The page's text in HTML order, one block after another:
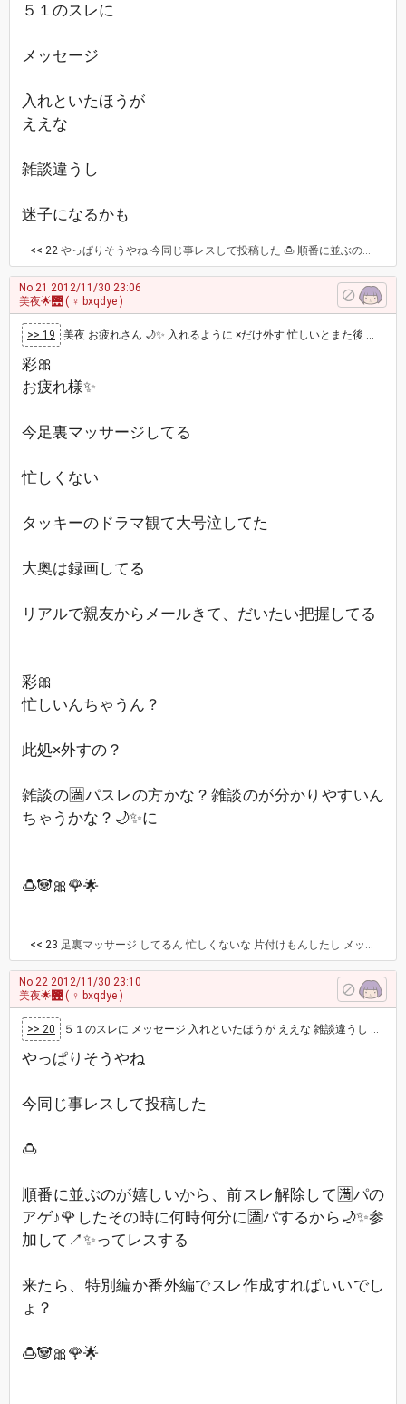
５１のスレに
メッセージ
入れといたほうが
ええな
雑談違うし
迷子になるかも
<< 22 やっぱりそうやね 今同じ事レスして投稿した 🍮 順番に並ぶのが嬉しいから、前スレ解除して🈵パのアゲ♪🌹したその時に何時何分に🈵パするから🌙✨参加して↗✨ってレスする 来たら、特別編か番外編でスレ作成すればいいでしょ？ 🍮🐼🎀🌹🌟
No.21 2012/11/30 23:06
美夜🌟🌉 ( ♀ bxqdye )
>> 19 美夜 お疲れさん 🌙✨ 入れるように ×だけ外す 忙しいとまた後 後からでもレス ええで❓ 電気マッサージ してるんやろ…
彩🎀
お疲れ様✨
今足裏マッサージしてる
忙しくない
タッキーのドラマ観て大号泣してた
大奥は録画してる
リアルで親友からメールきて、だいたい把握してる
彩🎀
忙しいんちゃうん？
此処×外すの？
雑談の🈵パスレの方かな？雑談のが分かりやすいん
ちゃうかな？🌙✨に
🍮🐼🎀🌹🌟
<< 23 足裏マッサージ してるん 忙しくないな 片付けもんしたし メッセージか レス出来るように ５１あけるか
No.22 2012/11/30 23:10
美夜🌟🌉 ( ♀ bxqdye )
>> 20 ５１のスレに メッセージ 入れといたほうが ええな 雑談違うし 迷子になるかも
やっぱりそうやね
今同じ事レスして投稿した
🍮
順番に並ぶのが嬉しいから、前スレ解除して🈵パの
アゲ♪🌹したその時に何時何分に🈵パするから🌙✨参
加して↗✨ってレスする
来たら、特別編か番外編でスレ作成すればいいでし
ょ？
🍮🐼🎀🌹🌟